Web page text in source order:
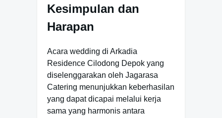
Kesimpulan dan
Harapan
Acara wedding di Arkadia
Residence Cilodong Depok yang
diselenggarakan oleh Jagarasa
Catering menunjukkan keberhasilan
yang dapat dicapai melalui kerja
sama yang harmonis antara